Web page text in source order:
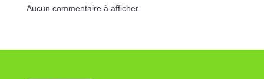
Aucun commentaire à afficher.